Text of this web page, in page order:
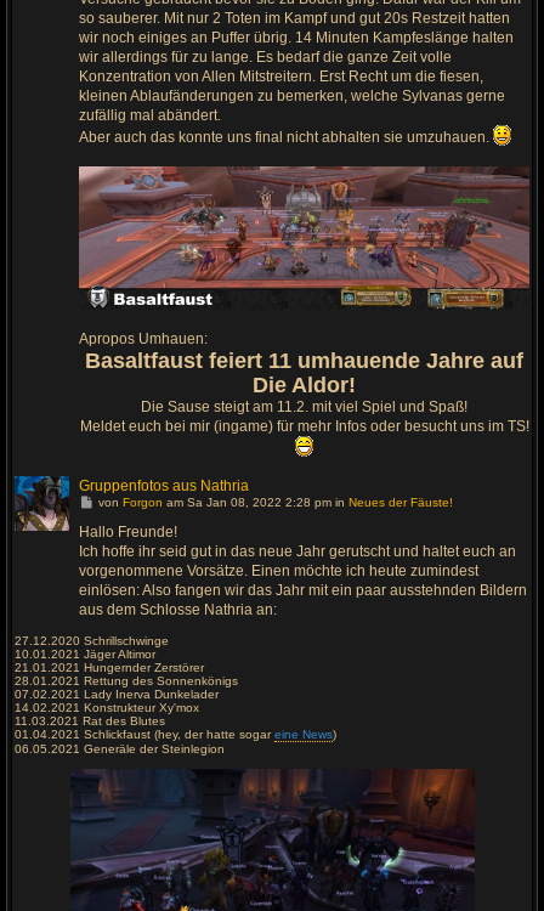
z
t
n
B
e
i
t
r
a
g
so sauberer. Mit nur 2 Toten im Kampf und gut 20s Restzeit hatten
wir noch einiges an Puffer übrig. 14 Minuten Kampfeslänge halten
wir allerdings für zu lange. Es bedarf die ganze Zeit volle
Konzentration von Allen Mitstreitern. Erst Recht um die fiesen,
kleinen Ablaufänderungen zu bemerken, welche Sylvanas gerne
zufällig mal abändert.
Aber auch das konnte uns final nicht abhalten sie umzuhauen.
Apropos Umhauen:
Basaltfaust feiert 11 umhauende Jahre auf
Die Aldor!
Die Sause steigt am 11.2. mit viel Spiel und Spaß!
Meldet euch bei mir (ingame) für mehr Infos oder besucht uns im TS!
Gruppenfotos aus Nathria
G
h
e
z
u
m
l
e
z
t
e
n
B
e
i
t
r
a
g
von Forgon am Sa Jan 08, 2022 2:28 pm in Neues der Fäuste!
Hallo Freunde!
Ich hoffe ihr seid gut in das neue Jahr gerutscht und haltet euch an
vorgenommene Vorsätze. Einen möchte ich heute zumindest
einlösen: Also fangen wir das Jahr mit ein paar ausstehnden Bildern
aus dem Schlosse Nathria an:
27.12.2020 Schrillschwinge
10.01.2021 Jäger Altimor
21.01.2021 Hungernder Zerstörer
28.01.2021 Rettung des Sonnenkönigs
07.02.2021 Lady Inerva Dunkelader
14.02.2021 Konstrukteur Xy'mox
11.03.2021 Rat des Blutes
01.04.2021 Schlickfaust (hey, der hatte sogareine News)
06.05.2021 Generäle der Steinlegion